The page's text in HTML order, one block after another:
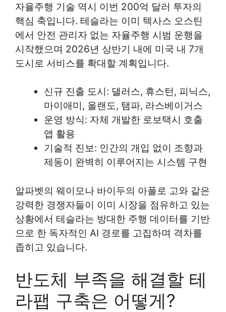
자율주행 기술 역시 이번 200억 달러 투자의
핵심 축입니다. 테슬라는 이미 텍사스 오스틴
에서 안전 관리자 없는 자율주행 시범 운행을
시작했으며 2026년 상반기 내에 미국 내 7개
도시로 서비스를 확대할 계획입니다.
신규 진출 도시: 댈러스, 휴스턴, 피닉스,
마이애미, 올랜도, 탬파, 라스베이거스
운영 방식: 자체 개발한 로보택시 호출
앱 활용
기술적 진보: 인간의 개입 없이 조향과
제동이 완벽히 이루어지는 시스템 구현
알파벳의 웨이모나 바이두의 아폴로 고와 같은
강력한 경쟁자들이 이미 시장을 점유하고 있는
상황에서 테슬라는 방대한 주행 데이터를 기반
으로 한 독자적인 AI 경로를 고집하며 격차를
좁히고 있습니다.
반도체 부족을 해결할 테
라팹 구축은 어떻게?